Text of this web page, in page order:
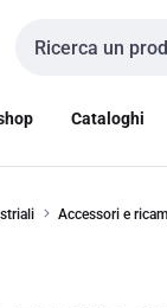
Cerca input
Cataloghi
Accessori e